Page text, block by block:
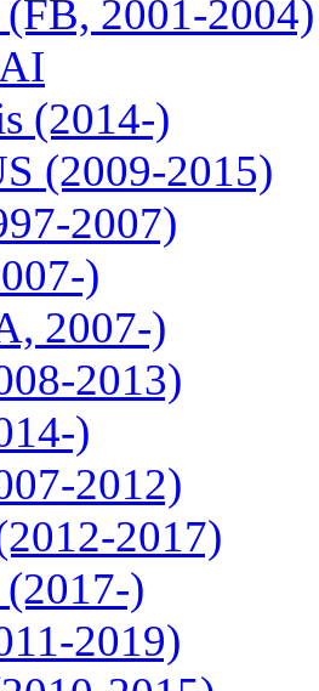
2001-2004)
(2014-)
(2009-2015)
2007)
)
2007-)
2013)
)
2012)
2017)
)
2019)